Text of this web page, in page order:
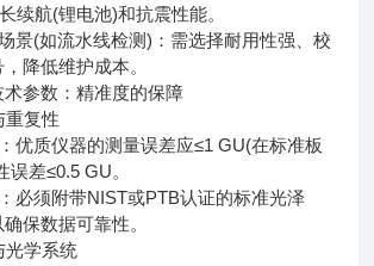
续航(锂电池)和抗震性能。
(如流水线检测)：需选择耐用性强、校
降低维护成本。
参数：精准度的保障
复性
质仪器的测量误差应≤1 GU(在标准板
误差≤0.5 GU。
须附带NIST或PTB认证的标准光泽
保数据可靠性。
学系统